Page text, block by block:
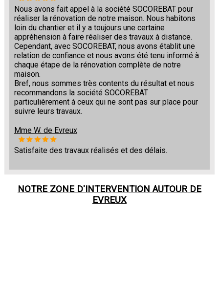
Nous avons fait appel à la société SOCOREBAT pour
réaliser la rénovation de notre maison. Nous habitons
loin du chantier et il y a toujours une certaine
appréhension à faire réaliser des travaux à distance.
Cependant, avec SOCOREBAT, nous avons établit une
relation de confiance et nous avons été tenu informé à
chaque étape de la rénovation complète de notre
maison.
Bref, nous sommes très contents du résultat et nous
recommandons la société SOCOREBAT
particulièrement à ceux qui ne sont pas sur place pour
suivre leurs travaux.
Mme W. de Evreux
Satisfaite des travaux réalisés et des délais.
NOTRE ZONE D'INTERVENTION AUTOUR DE
EVREUX